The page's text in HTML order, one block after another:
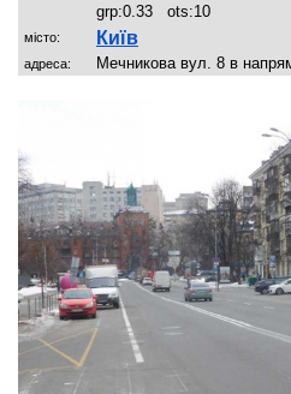
grp:0.33 ots:10
місто: Київ
адреса: Мечникова вул. 8 в